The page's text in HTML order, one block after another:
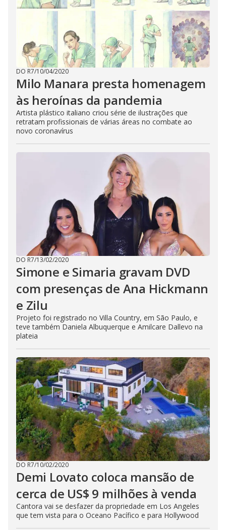
DO R7/10/04/2020
Milo Manara presta homenagem
às heroínas da pandemia
Artista plástico italiano criou série de ilustrações que
retratam profissionais de várias áreas no combate ao
novo coronavírus
DO R7/13/02/2020
Simone e Simaria gravam DVD
com presenças de Ana Hickmann
e Zilu
Projeto foi registrado no Villa Country, em São Paulo, e
teve também Daniela Albuquerque e Amilcare Dallevo na
plateia
DO R7/10/02/2020
Demi Lovato coloca mansão de
cerca de US$ 9 milhões à venda
Cantora vai se desfazer da propriedade em Los Angeles
que tem vista para o Oceano Pacífico e para Hollywood